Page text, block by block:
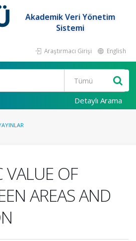
Akademik Veri Yönetim
Sistemi
Araştırmacı Girişi English
Detaylı Arama
VALUE OF
AREAS AND